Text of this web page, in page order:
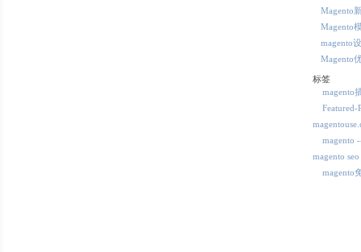
Magento
Magento
magento
Magento
标签
magento
Featured-
magento
magento seo
magento